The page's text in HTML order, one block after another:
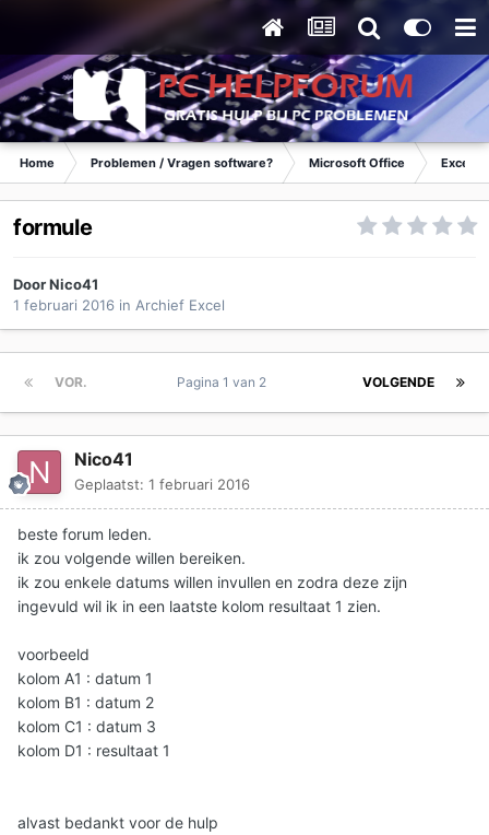
Home Problemen / Vragen software? Microsoft Office Excel
formule
DoorNico41
1 februari 2016 in Archief Excel
VOR. VOLGENDE
Pagina 1 van 2
Nico41
Geplaatst: 1 februari 2016
beste forum leden.
ik zou volgende willen bereiken.
ik zou enkele datums willen invullen en zodra deze zijn
ingevuld wil ik in een laatste kolom resultaat 1 zien.
voorbeeld
kolom A1 : datum 1
kolom B1 : datum 2
kolom C1 : datum 3
kolom D1 : resultaat 1
alvast bedankt voor de hulp